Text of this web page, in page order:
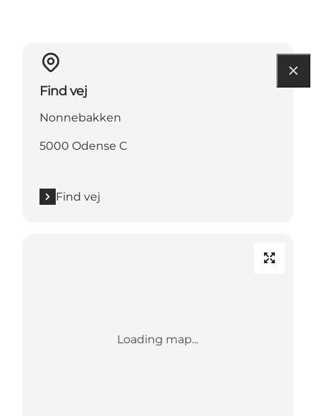
Find vej
Nonnebakken
5000 Odense C
Find vej
Loading map...